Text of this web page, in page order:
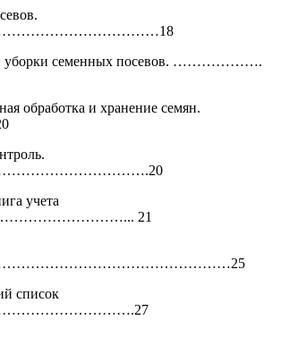
уборки семенных посевов. ……………….
обработка и хранение семян.
учета
21
список